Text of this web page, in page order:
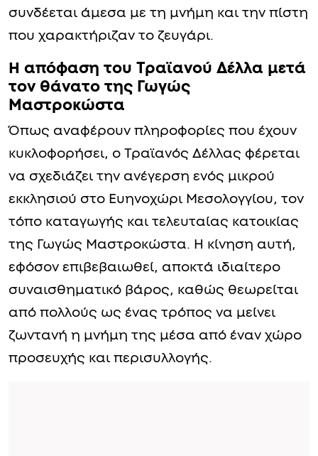
συνδέεται άμεσα με τη μνήμη και την πίστη
που χαρακτήριζαν το ζευγάρι.
Η απόφαση του Τραϊανού Δέλλα μετά
τον θάνατο της Γωγώς
Μαστροκώστα
Όπως αναφέρουν πληροφορίες που έχουν
κυκλοφορήσει, ο Τραϊανός Δέλλας φέρεται
να σχεδιάζει την ανέγερση ενός μικρού
εκκλησιού στο Ευηνοχώρι Μεσολογγίου, τον
τόπο καταγωγής και τελευταίας κατοικίας
της Γωγώς Μαστροκώστα. Η κίνηση αυτή,
εφόσον επιβεβαιωθεί, αποκτά ιδιαίτερο
συναισθηματικό βάρος, καθώς θεωρείται
από πολλούς ως ένας τρόπος να μείνει
ζωντανή η μνήμη της μέσα από έναν χώρο
προσευχής και περισυλλογής.